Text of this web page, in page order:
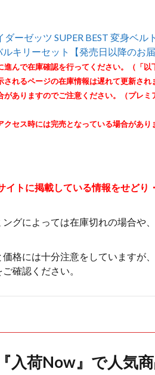
ーゼッツ SUPER BEST 変身ベ
キリーセット【発売日以降のお届
んで在庫確認を行ってください。（「
れるページの在庫情報は遅れて更新され
ありますのでご注意ください。（プレ
セス時には完売となっている場合があり
イトに掲載している情報をせどり
グによっては在庫切れの場合や
格には十分注意をしていますが
確認ください。
入荷Now』で人気